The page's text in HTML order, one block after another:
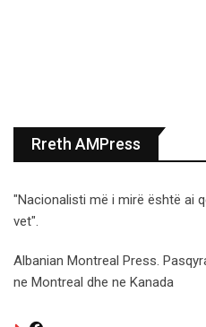
Rreth AMPress
"Nacionalisti më i mirë është ai
vet".
Albanian Montreal Press.
ne Montreal dhe ne Kanada